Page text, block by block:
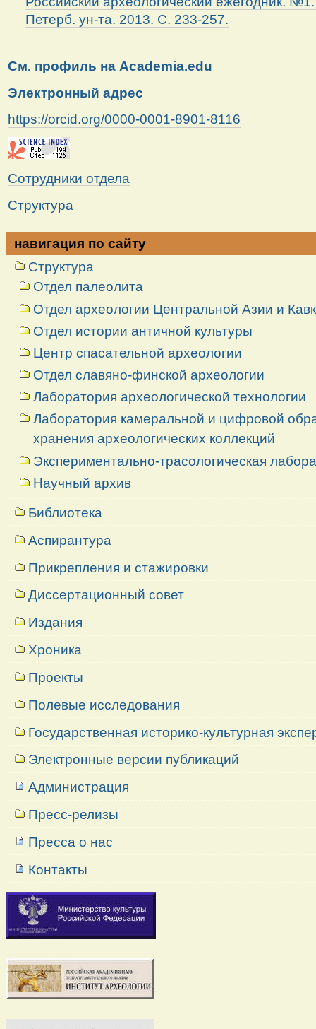
Петерб. ун-та. 2013. С. 233-257.
См. профиль на Academia.edu
Электронный адрес
https://orcid.org/0000-0001-8901-8116
Сотрудники отдела
Структура
навигация по сайту
Структура
Отдел палеолита
Отдел археологии Центральной Азии и
Отдел истории античной культуры
Центр спасательной археологии
Отдел славяно-финской археологии
Лаборатория археологической технологии
Лаборатория камеральной и цифровой
хранения археологических коллекций
Экспериментально-трасологическая
Научный архив
Библиотека
Аспирантура
Прикрепления и стажировки
Диссертационный совет
Издания
Хроника
Проекты
Полевые исследования
Государственная историко-культурная
Электронные версии публикаций
Администрация
Пресс-релизы
Пресса о нас
Контакты